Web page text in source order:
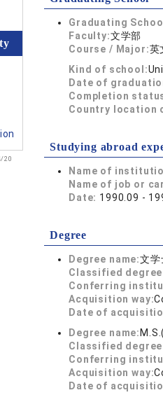
20
Graduating
Faculty:文学部
Course / Major:英
Kind of school:
Date of
Completion
Country location
Studying abroad
Name of
Name of job or
Date: 1990.09 -
Degree
Degree name:文学
Classified
Conferring
Acquisition way:
Date of
Degree name:
Classified
Conferring
Acquisition way:
Date of